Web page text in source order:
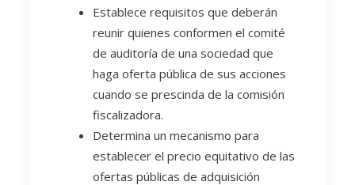
Establece requisitos que deberán
reunir quienes conformen el comité
de auditoría de una sociedad que
haga oferta pública de sus acciones
cuando se prescinda de la comisión
fiscalizadora.
Determina un mecanismo para
establecer el precio equitativo de las
ofertas públicas de adquisición